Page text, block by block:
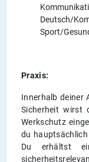
Deutsch/
Sport/
Praxis:
Innerhalb deiner
Sicherheit wirst
Werkschutz
du
Du erhältst